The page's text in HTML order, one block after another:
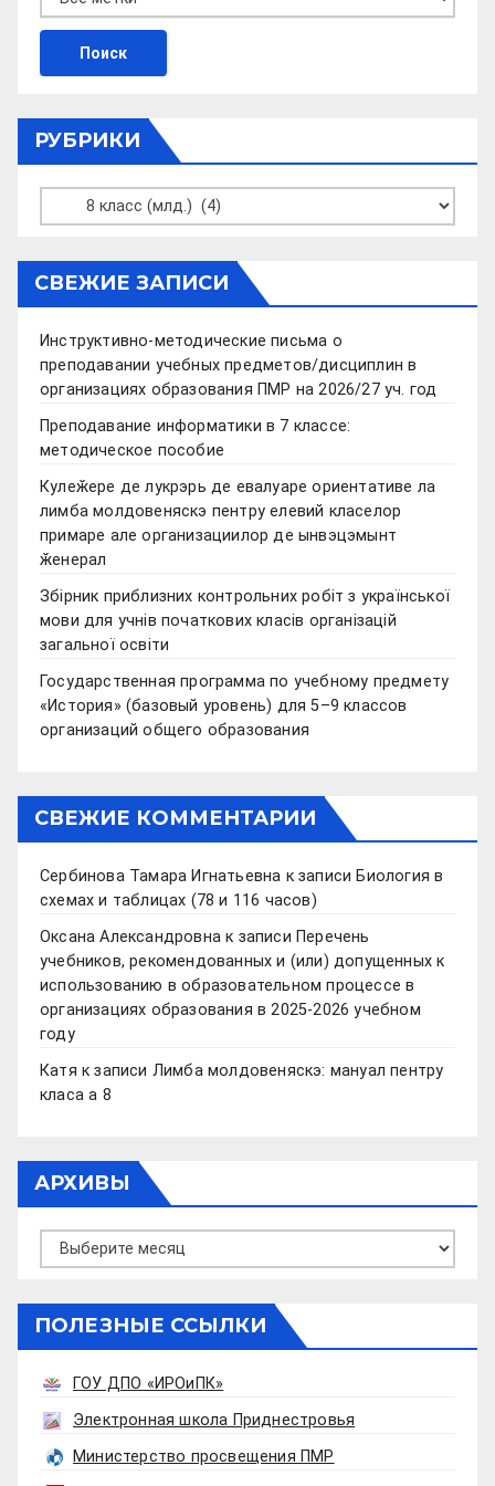
РУБРИКИ
Рубрики
СВЕЖИЕ ЗАПИСИ
Инструктивно-методические письма о
преподавании учебных предметов/дисциплин в
организациях образования ПМР на 2026/27 уч. год
Преподавание информатики в 7 классе:
методическое пособие
Кулеӂере де лукрэрь де евалуаре ориентативе ла
лимба молдовеняскэ пентру елевий класелор
примаре але организациилор де ынвэцэмынт
ӂенерал
Збірник приблизних контрольних робіт з української
мови для учнів початкових класів організацій
загальної освіти
Государственная программа по учебному предмету
«История» (базовый уровень) для 5–9 классов
организаций общего образования
СВЕЖИЕ КОММЕНТАРИИ
Сербинова Тамара Игнатьевна к записи Биология в
схемах и таблицах (78 и 116 часов)
Оксана Александровна к записи Перечень
учебников, рекомендованных и (или) допущенных к
использованию в образовательном процессе в
организациях образования в 2025-2026 учебном
году
Катя к записи Лимба молдовеняскэ: мануал пентру
класа а 8
АРХИВЫ
Архивы
ПОЛЕЗНЫЕ ССЫЛКИ
ГОУ ДПО «ИРОиПК»
Электронная школа Приднестровья
Министерство просвещения ПМР